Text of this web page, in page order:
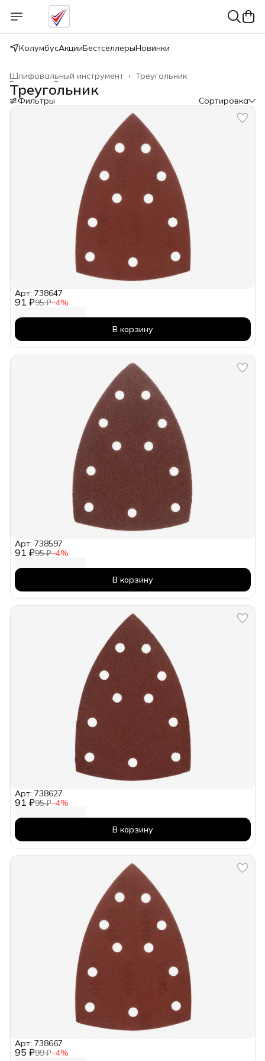
КолумбусАкцииБестселлерыНовинки
Треугольник
Шлифовальный инструмент ›
Расходные материалы
Главная
Треугольник
Фильтры Сортировка
91 ₽95 ₽−4%
Арт: 738647
В корзину
91 ₽95 ₽−4%
Арт: 738597
В корзину
91 ₽95 ₽−4%
Арт: 738627
В корзину
95 ₽99 ₽−4%
Арт: 738667